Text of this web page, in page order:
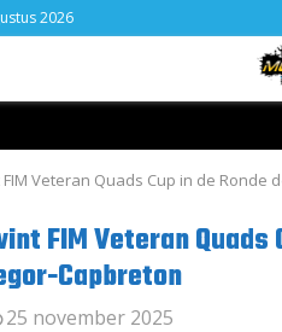
2026
Veteran Quads Cup in de Ronde
FIM Veteran Quads
Capbreton
25 november 2025